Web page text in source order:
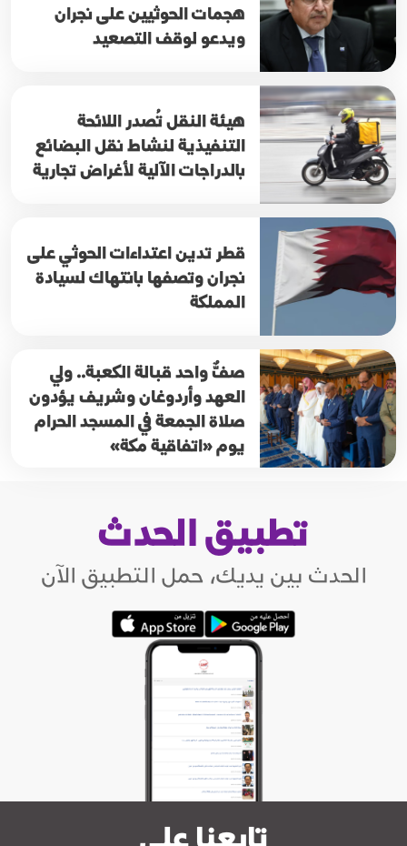
هجمات الحوثيين على نجران
ويدعو لوقف التصعيد
هيئة النقل تُصدر اللائحة
التنفيذية لنشاط نقل البضائع
بالدراجات الآلية لأغراض تجارية
قطر تدين اعتداءات الحوثي على
نجران وتصفها بانتهاك لسيادة
المملكة
صفٌّ واحد قبالة الكعبة.. ولي
العهد وأردوغان وشريف يؤدون
صلاة الجمعة في المسجد الحرام
يوم «اتفاقية مكة»
تطبيق الحدث
الحدث بين يديك، حمل التطبيق الآن
تابعنا على